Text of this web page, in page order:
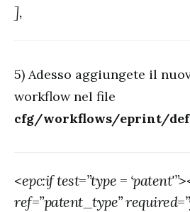
],
5) Adesso aggiungete il
workflow nel file
cfg/workflows/eprint/
<epc:if test=”type =
ref=”patent_type”